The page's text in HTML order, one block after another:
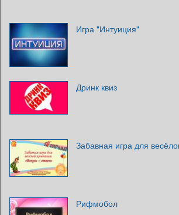
Игра "Интуиция"
Дринк квиз
Забавная игра для
Рифмобол